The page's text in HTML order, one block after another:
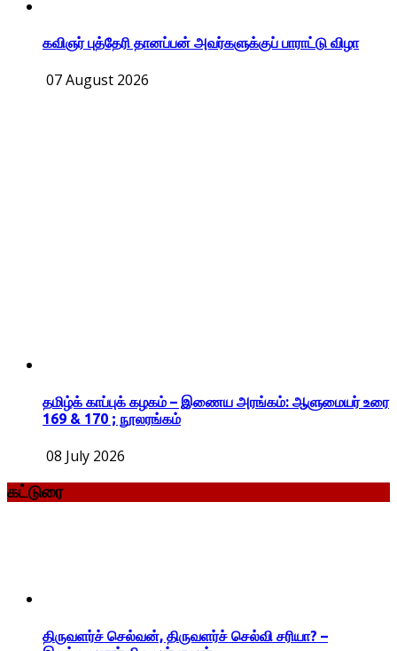
கவிஞர் புத்தேரி தானப்பன் அவர்களுக்குப் பாராட்டு விழா
07 August 2026
தமிழ்க் காப்புக் கழகம் – இணைய அரங்கம்: ஆளுமையர் உரை
169 & 170 ; நூலரங்கம்
08 July 2026
கட்டுரை
திருவளர்ச் செல்வன், திருவளர்ச் செல்வி சரியா? –